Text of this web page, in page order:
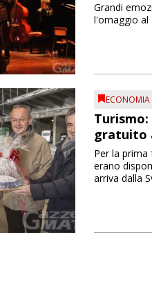
Grandi
l'omaggio al
ECONOMIA
gratuito
Per la prima
erano
arriva dalla